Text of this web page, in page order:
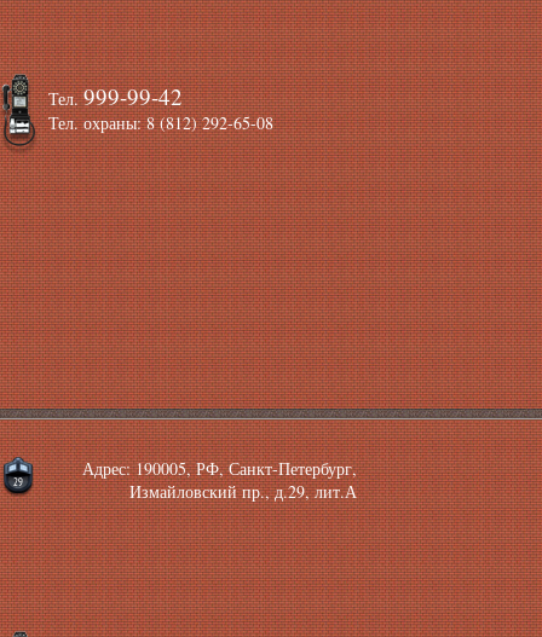
Тел.999-99-42
Тел. охраны: 8 (812) 292-65-08
Адрес: 190005, РФ, Санкт-Петербург,
Измайловский пр., д.29, лит.А